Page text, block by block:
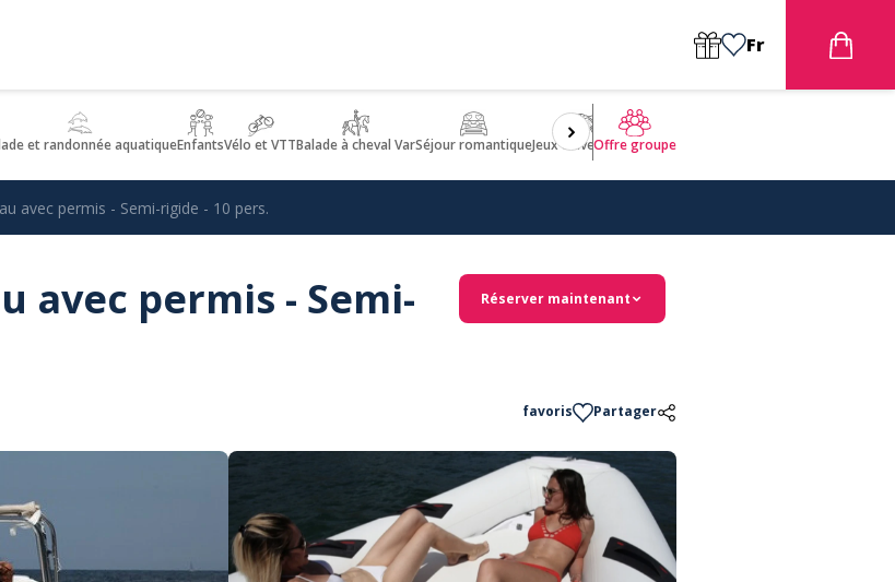
Fr
et randonnée aquatiqueEnfantsVélo et VTTBalade à cheval VarSéjour romantiqueJeux d'aventuresBien être
Offre groupe
avec permis - Semi-rigide - 10 pers.
avec permis - Semi-
Réserver maintenant
favoris Partager